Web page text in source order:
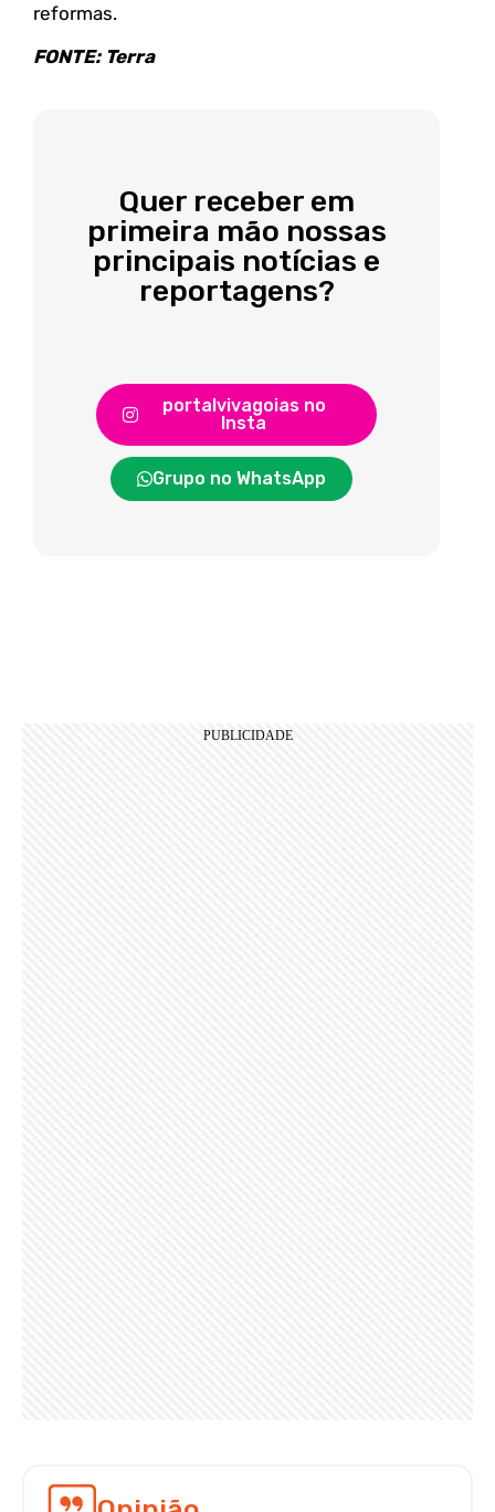
reformas.
FONTE: Terra
Quer receber em
primeira mão nossas
principais notícias e
reportagens?
portalvivagoias no
Insta
Grupo no WhatsApp